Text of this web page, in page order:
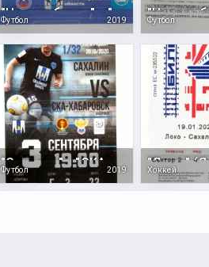
"Новосибирск" - "Сахалин", вид 2
Футбол 2019 Футбол
"Сахалин" - "СКА-Хабаровск" (Кубок РФ)
Футбол 2019 Хоккей